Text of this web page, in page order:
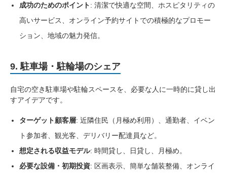
成功のためのポイント: 清潔で快適な空間、ホスピタリティの
高いサービス、オンライン予約サイトでの積極的なプロモー
ション、地域の魅力発信。
9. 駐車場・駐輪場のシェア
自宅の空き駐車場や駐輪スペースを、必要な人に一時的に貸し出
すアイデアです。
ターゲット顧客層: 近隣住民（月極め利用）、通勤者、イベン
ト参加者、観光客、デリバリー配達員など。
想定される収益モデル: 時間貸し、日貸し、月極め。
必要な設備・初期投資: 区画表示、簡単な舗装整備、オンライ